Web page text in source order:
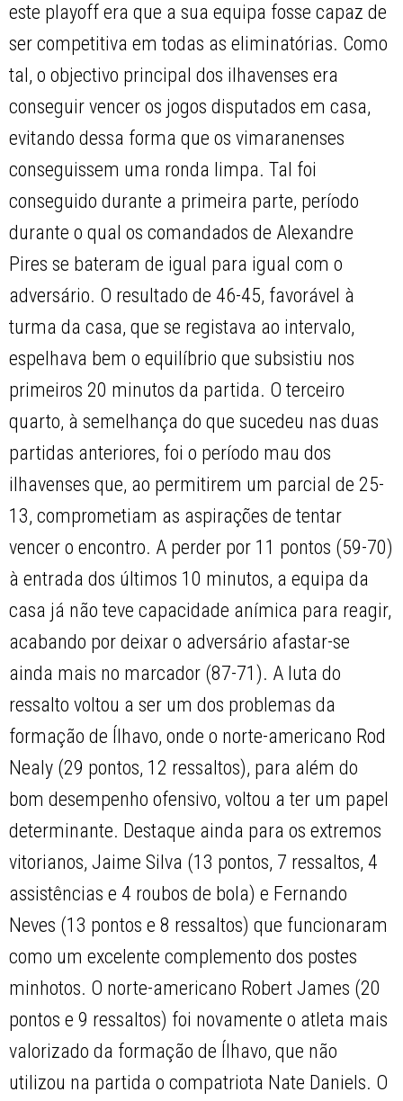
este playoff era que a sua equipa fosse capaz de
ser competitiva em todas as eliminatórias. Como
tal, o objectivo principal dos ilhavenses era
conseguir vencer os jogos disputados em casa,
evitando dessa forma que os vimaranenses
conseguissem uma ronda limpa. Tal foi
conseguido durante a primeira parte, período
durante o qual os comandados de Alexandre
Pires se bateram de igual para igual com o
adversário. O resultado de 46-45, favorável à
turma da casa, que se registava ao intervalo,
espelhava bem o equilíbrio que subsistiu nos
primeiros 20 minutos da partida. O terceiro
quarto, à semelhança do que sucedeu nas duas
partidas anteriores, foi o período mau dos
ilhavenses que, ao permitirem um parcial de 25-
13, comprometiam as aspirações de tentar
vencer o encontro. A perder por 11 pontos (59-70)
à entrada dos últimos 10 minutos, a equipa da
casa já não teve capacidade anímica para reagir,
acabando por deixar o adversário afastar-se
ainda mais no marcador (87-71). A luta do
ressalto voltou a ser um dos problemas da
formação de Ílhavo, onde o norte-americano Rod
Nealy (29 pontos, 12 ressaltos), para além do
bom desempenho ofensivo, voltou a ter um papel
determinante. Destaque ainda para os extremos
vitorianos, Jaime Silva (13 pontos, 7 ressaltos, 4
assistências e 4 roubos de bola) e Fernando
Neves (13 pontos e 8 ressaltos) que funcionaram
como um excelente complemento dos postes
minhotos. O norte-americano Robert James (20
pontos e 9 ressaltos) foi novamente o atleta mais
valorizado da formação de Ílhavo, que não
utilizou na partida o compatriota Nate Daniels. O